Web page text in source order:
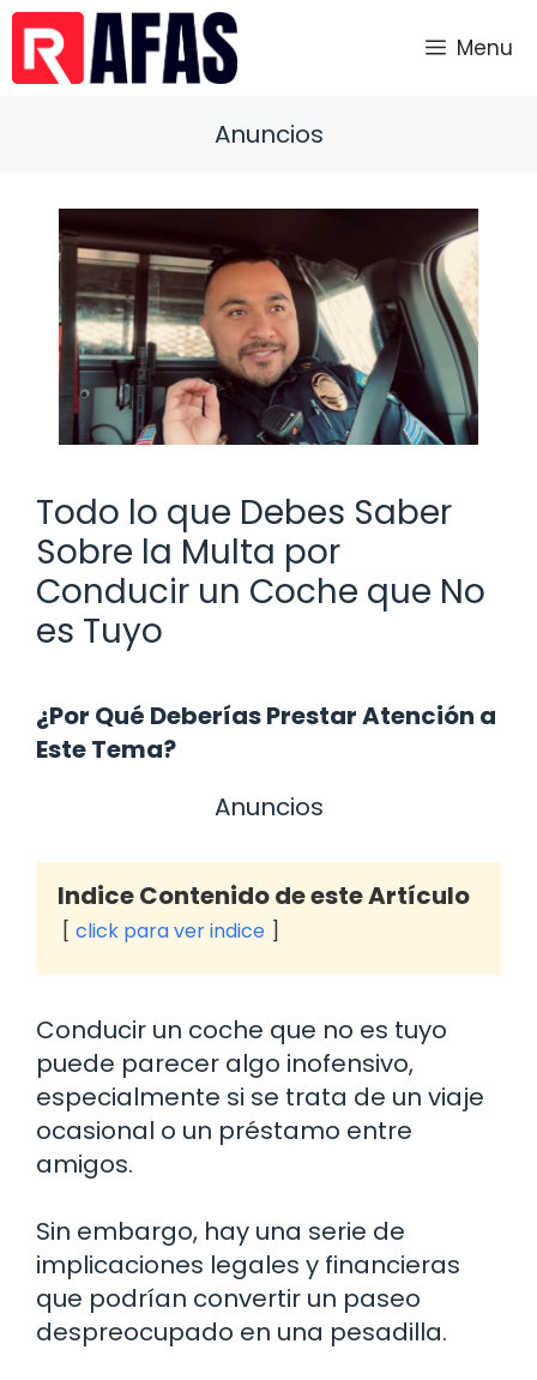
Saltar
contenido
Menu
Anuncios
Todo lo que Debes Saber
Sobre la Multa por
Conducir un Coche que No
es Tuyo
¿Por Qué Deberías Prestar Atención a
Este Tema?
Anuncios
Indice Contenido de este Artículo
click para ver indice
Conducir un coche que no es tuyo
puede parecer algo inofensivo,
especialmente si se trata de un viaje
ocasional o un préstamo entre
amigos.
Sin embargo, hay una serie de
implicaciones legales y financieras
que podrían convertir un paseo
despreocupado en una pesadilla.